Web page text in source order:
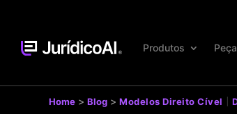
Produtos
Home > Blog > Modelos Direito Cível |